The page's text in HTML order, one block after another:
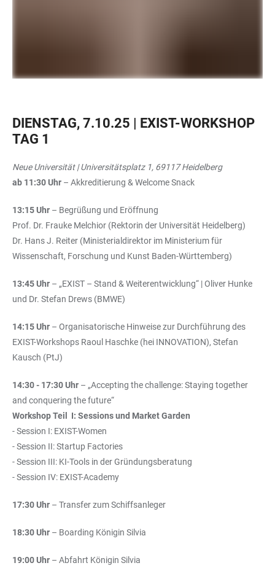
DIENSTAG, 7.10.25 | EXIST-WORKSHOP
TAG 1
Neue Universität | Universitätsplatz 1, 69117 Heidelberg
ab 11:30 Uhr – Akkreditierung & Welcome Snack
13:15 Uhr – Begrüßung und Eröffnung
Prof. Dr. Frauke Melchior (Rektorin der Universität Heidelberg)
Dr. Hans J. Reiter (Ministerialdirektor im Ministerium für
Wissenschaft, Forschung und Kunst Baden-Württemberg)
13:45 Uhr – „EXIST – Stand & Weiterentwicklung“ | Oliver Hunke
und Dr. Stefan Drews (BMWE)
14:15 Uhr – Organisatorische Hinweise zur Durchführung des
EXIST-Workshops Raoul Haschke (hei INNOVATION), Stefan
Kausch (PtJ)
14:30 - 17:30 Uhr – „Accepting the challenge: Staying together
and conquering the future“
Workshop Teil I: Sessions und Market Garden
- Session I: EXIST-Women
- Session II: Startup Factories
- Session III: KI-Tools in der Gründungsberatung
- Session IV: EXIST-Academy
17:30 Uhr – Transfer zum Schiffsanleger
18:30 Uhr – Boarding Königin Silvia
19:00 Uhr – Abfahrt Königin Silvia